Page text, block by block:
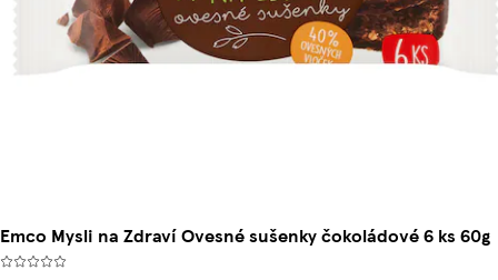
Emco Mysli na Zdraví Ovesné sušenky čokoládové 6 ks 60g